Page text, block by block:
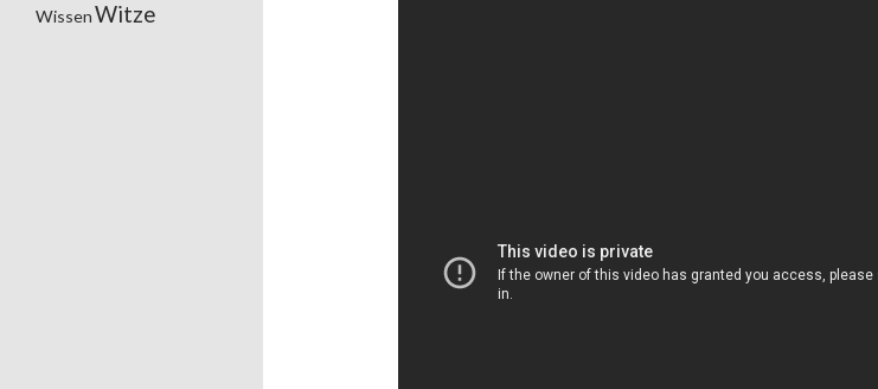
WissenWitze